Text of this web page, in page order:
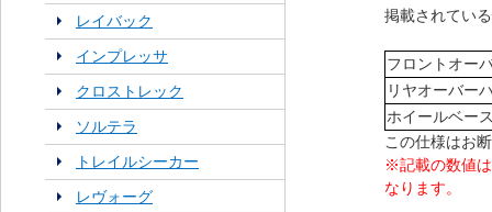
レイバック
インプレッサ
クロストレック
ソルテラ
トレイルシーカー
レヴォーグ
掲載されてい
フロントオー
リヤオーバー
ホイールベー
この仕様はお
※記載の数値
なります。